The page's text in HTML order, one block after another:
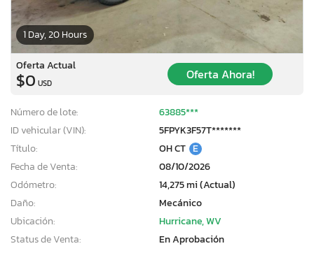
1 Day, 20 Hours
Oferta Actual
$0 USD
Oferta Ahora!
Número de lote:
63885***
ID vehicular (VIN):
5FPYK3F57T*******
Título:
OH CT E
Fecha de Venta:
08/10/2026
Odómetro:
14,275 mi (Actual)
Daño:
Mecánico
Ubicación:
Hurricane, WV
Status de Venta:
En Aprobación